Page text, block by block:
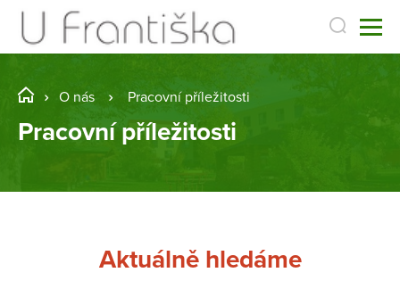
O nás Pracovní příležitosti
Pracovní příležitosti
Aktuálně hledáme